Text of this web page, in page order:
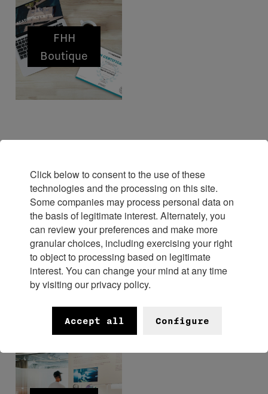
FHH
Boutique
Expérimenter
FHH x
Bangkok
Watch
Week 2026
Musées
horlogers
Click below to consent to the use of these
technologies and the processing on this site.
Some companies may process personal data on
the basis of legitimate interest. Alternately, you
can review your preferences and make more
granular choices, including exercising your right
to object to processing based on legitimate
interest. You can change your mind at any time
by visiting our privacy policy.
Accept all Configure